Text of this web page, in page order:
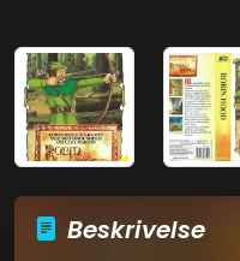
Beskrivelse